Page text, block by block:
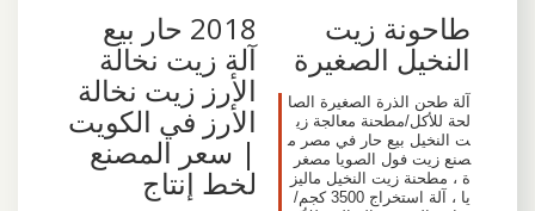
طاحونة زيت
النخيل الصغيرة
آلة طحن الذرة الصغيرة الصا
لحة للأكل/مطحنة معالجة زي
ت النخيل بيع حار في مصر م
صنع زيت فول الصويا مصغر
ة ، مطحنة زيت النخيل ماليز
يا ، آلة استخراج 3500 كجم/
2018 حار بيع
آلة زيت نخالة
الأرز زيت نخالة
الأرز في الكويت
| سعر المصنع
لخط إنتاج